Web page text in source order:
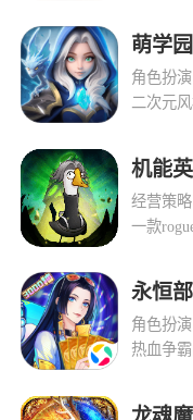
萌学
角色扮演
二次元
机能
经营策略
一款
永恒
角色扮演
热血争